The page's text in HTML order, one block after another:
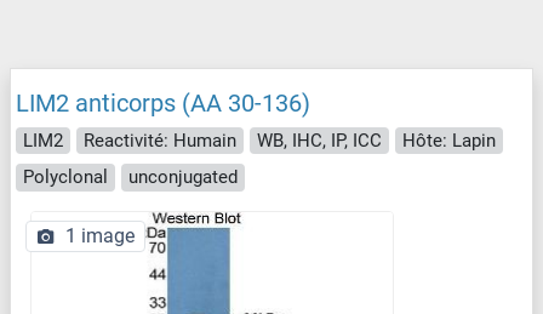
LIM2 anticorps (AA 30-136)
LIM2 Reactivité: Humain WB, IHC, IP, ICC
Hôte: Lapin
Polyclonal
unconjugated
1 image